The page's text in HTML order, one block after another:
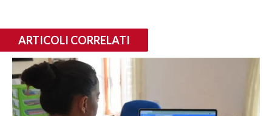
ARTICOLI CORRELATI